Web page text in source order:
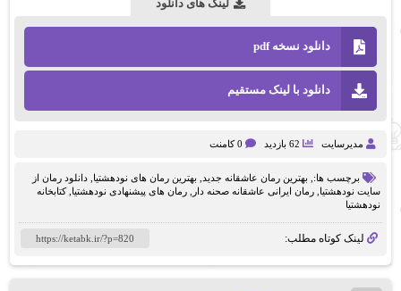
لینک های دانلود
دانلود نسخه pdf
دانلود با لینک مستقیم
مدیرسایت 62 بازدید 0 کامنت
برچسب ها:, بهترین رمان عاشقانه جدید بهترین رمان های نودهشتیا دانلود رمان از
سایت نودهشتیا رمان ایرانی عاشقانه صحنه دار رمان های پیشنهادی نودهشتیا ,کتابخانه
نودهشتیا
لینک کوتاه مطلب: